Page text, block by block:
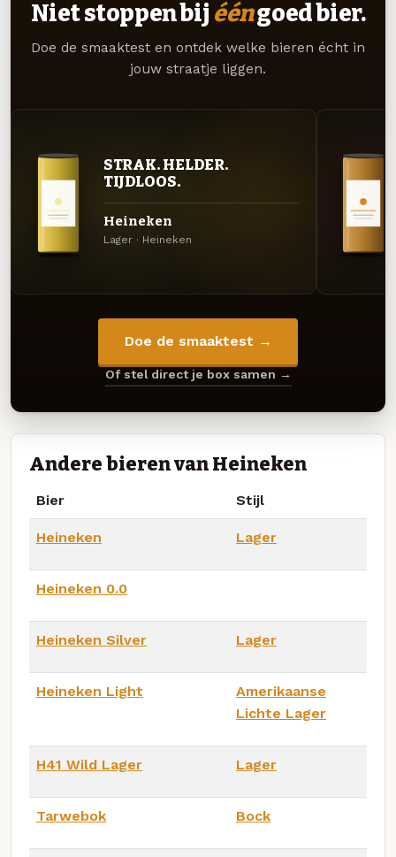
Niet stoppen bij ééngoed bier.
Doe de smaaktest en ontdek welke bieren écht in
jouw straatje liggen.
STRAK. HELDER.
TIJDLOOS.
Heineken
Lager · Heineken
Doe de smaaktest →
Of stel direct je box samen →
Andere bieren van Heineken
Bier Stijl
Heineken Lager
Heineken 0.0
Heineken Silver Lager
Heineken Light
Amerikaanse
Lichte Lager
H41 Wild Lager Lager
Tarwebok Bock